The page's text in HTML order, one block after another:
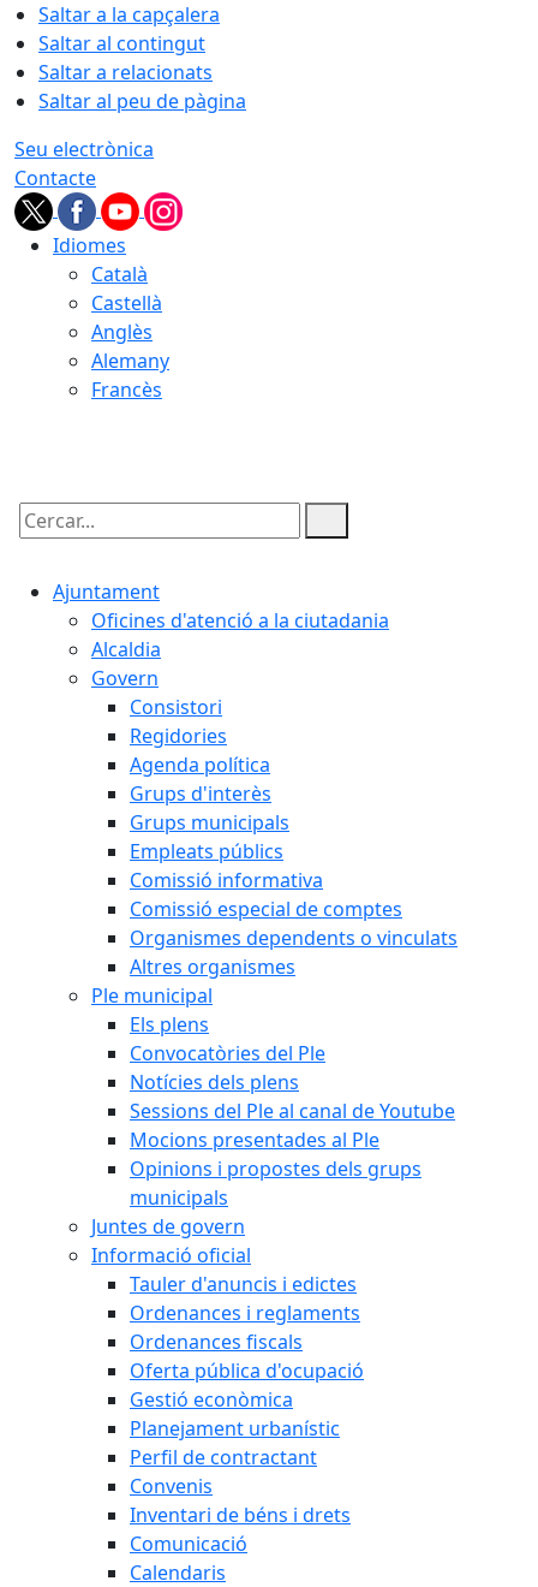
Saltar a la capçalera
Saltar al contingut
Saltar a relacionats
Saltar al peu de pàgina
Seu electrònica
Contacte
Idiomes
Català
Castellà
Anglès
Alemany
Francès
Cercar:
Ajuntament
Oficines d'atenció a la ciutadania
Alcaldia
Govern
Consistori
Regidories
Agenda política
Grups d'interès
Grups municipals
Empleats públics
Comissió informativa
Comissió especial de comptes
Organismes dependents o vinculats
Altres organismes
Ple municipal
Els plens
Convocatòries del Ple
Notícies dels plens
Sessions del Ple al canal de Youtube
Mocions presentades al Ple
Opinions i propostes dels grups
municipals
Juntes de govern
Informació oficial
Tauler d'anuncis i edictes
Ordenances i reglaments
Ordenances fiscals
Oferta pública d'ocupació
Gestió econòmica
Planejament urbanístic
Perfil de contractant
Convenis
Inventari de béns i drets
Comunicació
Calendaris